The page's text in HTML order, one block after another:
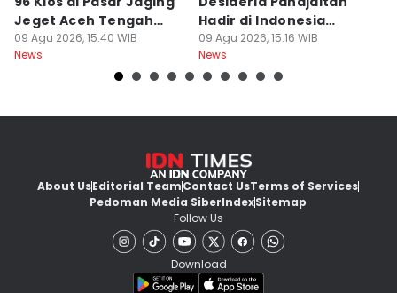
Jeget Aceh Tengah
Terbakar
09 Agu 2026, 15:40 WIB
News
Hadir di Indonesia
Fashion Week 2026
09 Agu 2026, 15:16 WIB
News
About UsEditorial TeamContact UsTerms of Services
Pedoman Media SiberIndexSitemap
Follow Us
Download